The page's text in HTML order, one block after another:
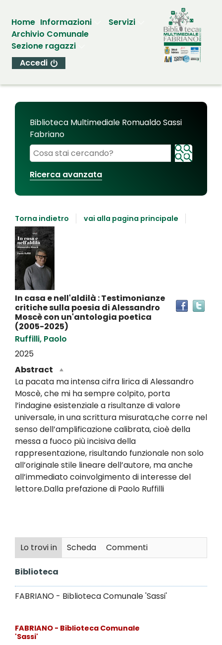
Home Informazioni
Servizi
Archivio Comunale
Sezione ragazzi
Accedi
Biblioteca Multimediale Romualdo Sassi
Fabriano
Cerca su "Biblioteca Multimediale Romualdo
Ricerca avanzata
Torna indietro vai alla pagina principale
Dettaglio
del
documento
In casa e nell'aldilà : Testimonianze
critiche sulla poesia di Alessandro
Moscè con un'antologia poetica
(2005-2025)
Ruffilli, Paolo
2025
Abstract
La pacata ma intensa cifra lirica di Alessandro
Moscè, che mi ha sempre colpito, porta
l’indagine esistenziale a risultanze di valore
universale, in una scrittura misurata,che corre nel
senso dell’amplificazione calibrata, cioè della
messa a fuoco più incisiva della
rappresentazione, risultando funzionale non solo
all’originale stile lineare dell’autore, ma anche
all’immediato coinvolgimento di interesse del
lettore.Dalla prefazione di Paolo Ruffilli
Lo trovi in Scheda Commenti
Biblioteca
FABRIANO - Biblioteca Comunale 'Sassi'
FABRIANO - Biblioteca Comunale
'Sassi'